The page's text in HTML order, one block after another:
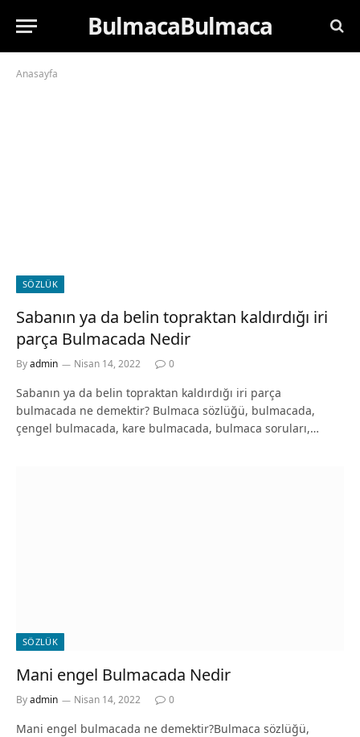
BulmacaBulmaca
Anasayfa
SÖZLÜK
Sabanın ya da belin topraktan kaldırdığı iri
parça Bulmacada Nedir
Byadmin Nisan 14, 2022 0
Sabanın ya da belin topraktan kaldırdığı iri parça
bulmacada ne demektir? Bulmaca sözlüğü, bulmacada,
çengel bulmacada, kare bulmacada, bulmaca soruları,…
SÖZLÜK
Mani engel Bulmacada Nedir
Byadmin Nisan 14, 2022 0
Mani engel bulmacada ne demektir?Bulmaca sözlüğü,